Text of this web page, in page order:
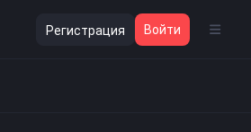
Регистрация Войти